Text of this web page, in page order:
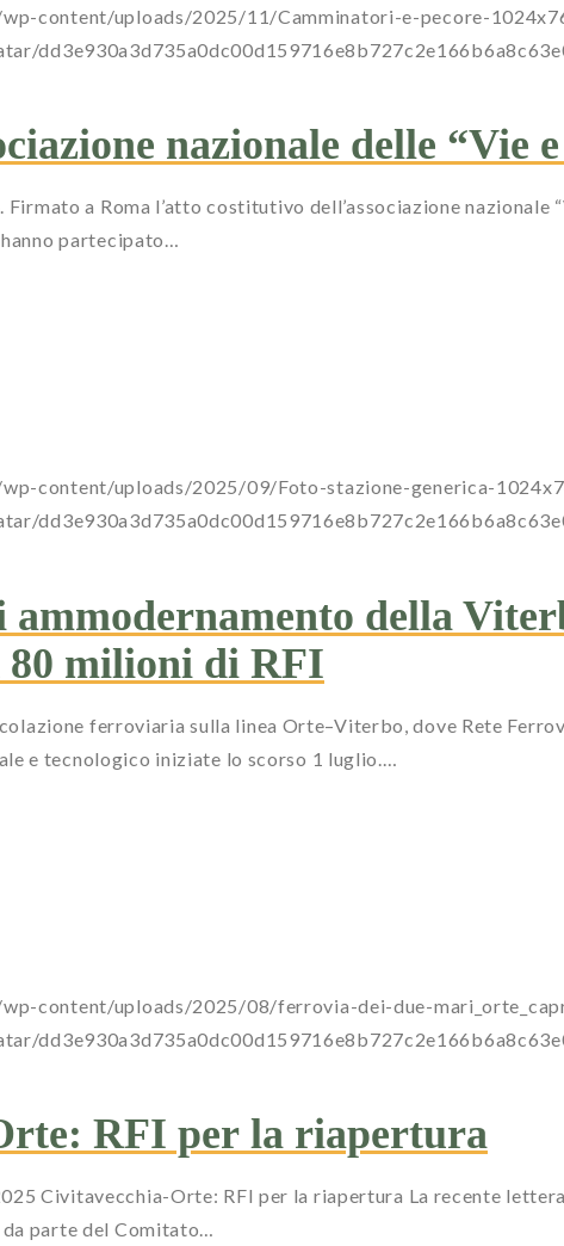
content/uploads/2025/11/Camminatori-e-pecore-
nazionale delle “Vie
a Roma l’atto costitutivo dell’associazione nazionale
partecipato…
content/uploads/2025/09/Foto-stazione-generica-
della
80 milioni di RFI
ferroviaria sulla linea Orte–Viterbo, dove Rete
e tecnologico iniziate lo scorso 1 luglio.…
content/uploads/2025/08/ferrovia-dei-due-
RFI per la riapertura
Civitavecchia-Orte: RFI per la riapertura La recente
parte del Comitato…